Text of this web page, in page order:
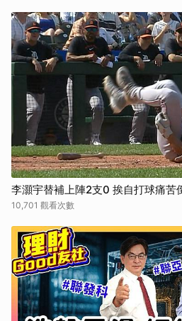
李灝宇替補上陣2支0 挨自打球痛
10,701 觀看次數